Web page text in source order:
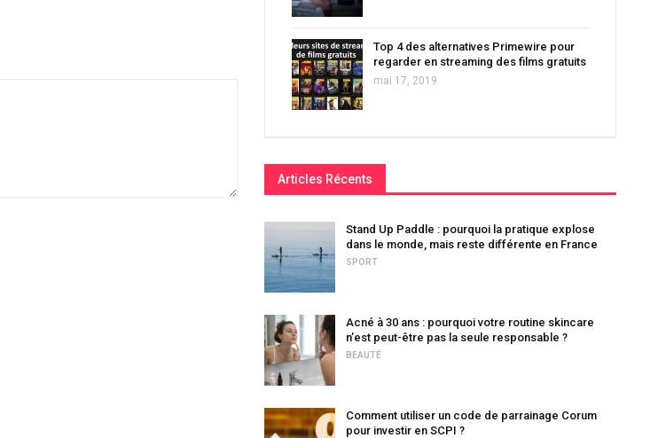
Top 4 des alternatives Primewire pour
regarder en streaming des films gratuits
mai 17, 2019
Articles Récents
Stand Up Paddle : pourquoi la pratique explose
dans le monde, mais reste différente en France
SPORT
Acné à 30 ans : pourquoi votre routine skincare
n’est peut-être pas la seule responsable ?
BEAUTÉ
Comment utiliser un code de parrainage Corum
pour investir en SCPI ?